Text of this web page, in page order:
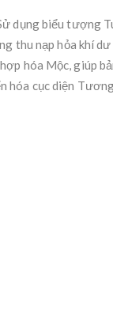
dụng biểu tượng
thu nạp hỏa khí
hóa Mộc, giúp
hóa cục diện